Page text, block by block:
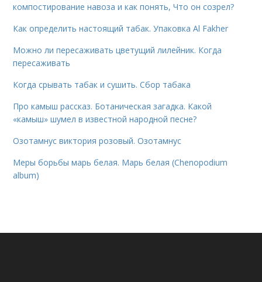
компостирование навоза и как понять, Что он созрел?
Как определить настоящий табак. Упаковка Al Fakher
Можно ли пересаживать цветущий лилейник. Когда
пересаживать
Когда срывать табак и сушить. Сбор табака
Про камыш рассказ. Ботаническая загадка. Какой
«камыш» шумел в известной народной песне?
Озотамнус виктория розовый. Озотамнус
Меры борьбы марь белая. Марь белая (Chenopodium
album)